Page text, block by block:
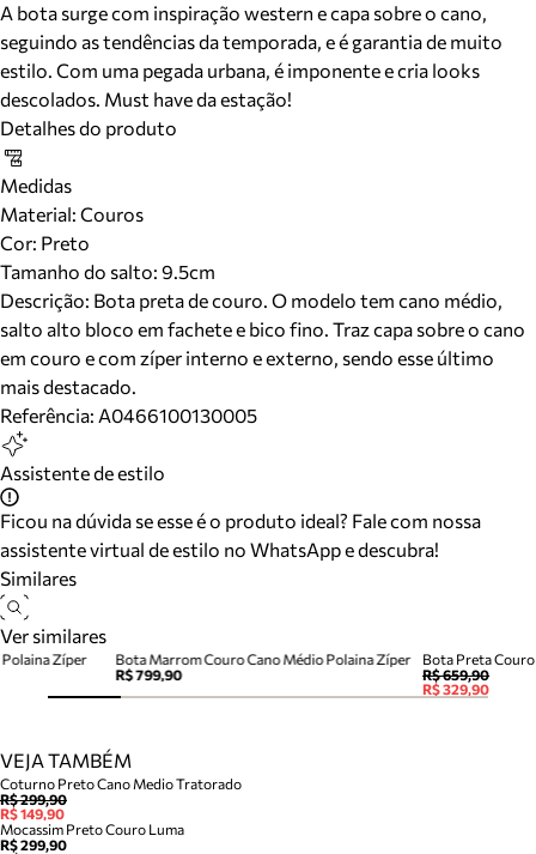
A bota surge com inspiração western e capa sobre o cano,
seguindo as tendências da temporada, e é garantia de muito
estilo. Com uma pegada urbana, é imponente e cria looks
descolados. Must have da estação!
Detalhes do produto
Medidas
Material: Couros
Cor: Preto
Tamanho do salto: 9.5cm
Descrição: Bota preta de couro. O modelo tem cano médio,
salto alto bloco em fachete e bico fino. Traz capa sobre o cano
em couro e com zíper interno e externo, sendo esse último
mais destacado.
Referência: A0466100130005
Assistente de estilo
Ficou na dúvida se esse é o produto ideal? Fale com nossa
assistente virtual de estilo no WhatsApp e descubra!
Similares
Ver similares
Bota Marrom Couro Cano Médio Polaina Zíper
R$ 799,90
Bota Preta
R$ 659,90
R$ 329,90
Zíper
VEJA TAMBÉM
Coturno Preto Cano Medio Tratorado
R$ 299,90
R$ 149,90
Mocassim Preto Couro Luma
R$ 299,90